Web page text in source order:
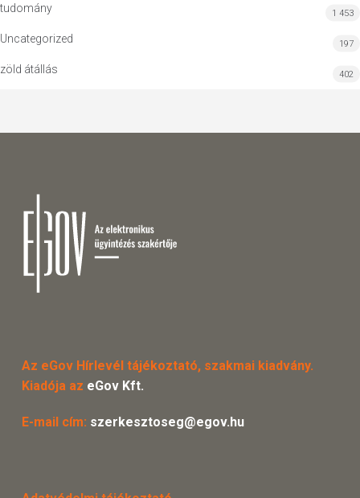
tudomány 1 453
Uncategorized 197
zöld átállás 402
Az eGov Hírlevél tájékoztató, szakmai kiadvány.
Kiadója az eGov Kft.
E-mail cím: szerkesztoseg@egov.hu